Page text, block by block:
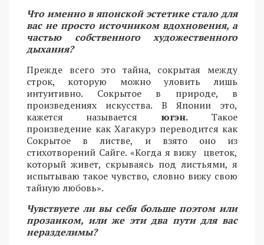
Что именно в японской эстетике стало для
вас не просто источником вдохновения, а
частью собственного художественного
дыхания?
Прежде всего это тайна, сокрытая между
строк, которую можно уловить лишь
интуитивно. Сокрытое в природе, в
произведениях искусства. В Японии это,
кажется называется югэн.Такое
произведение как Хагакурэ переводится как
Сокрытое в листве, и взято оно из
стихотворений Сайге. «Когда я вижу цветок,
который живет, скрываясь под листьями, я
испытываю такое чувство, словно вижу свою
тайную любовь».
Чувствуете ли вы себя больше поэтом или
прозаиком, или же эти два пути для вас
неразделимы?